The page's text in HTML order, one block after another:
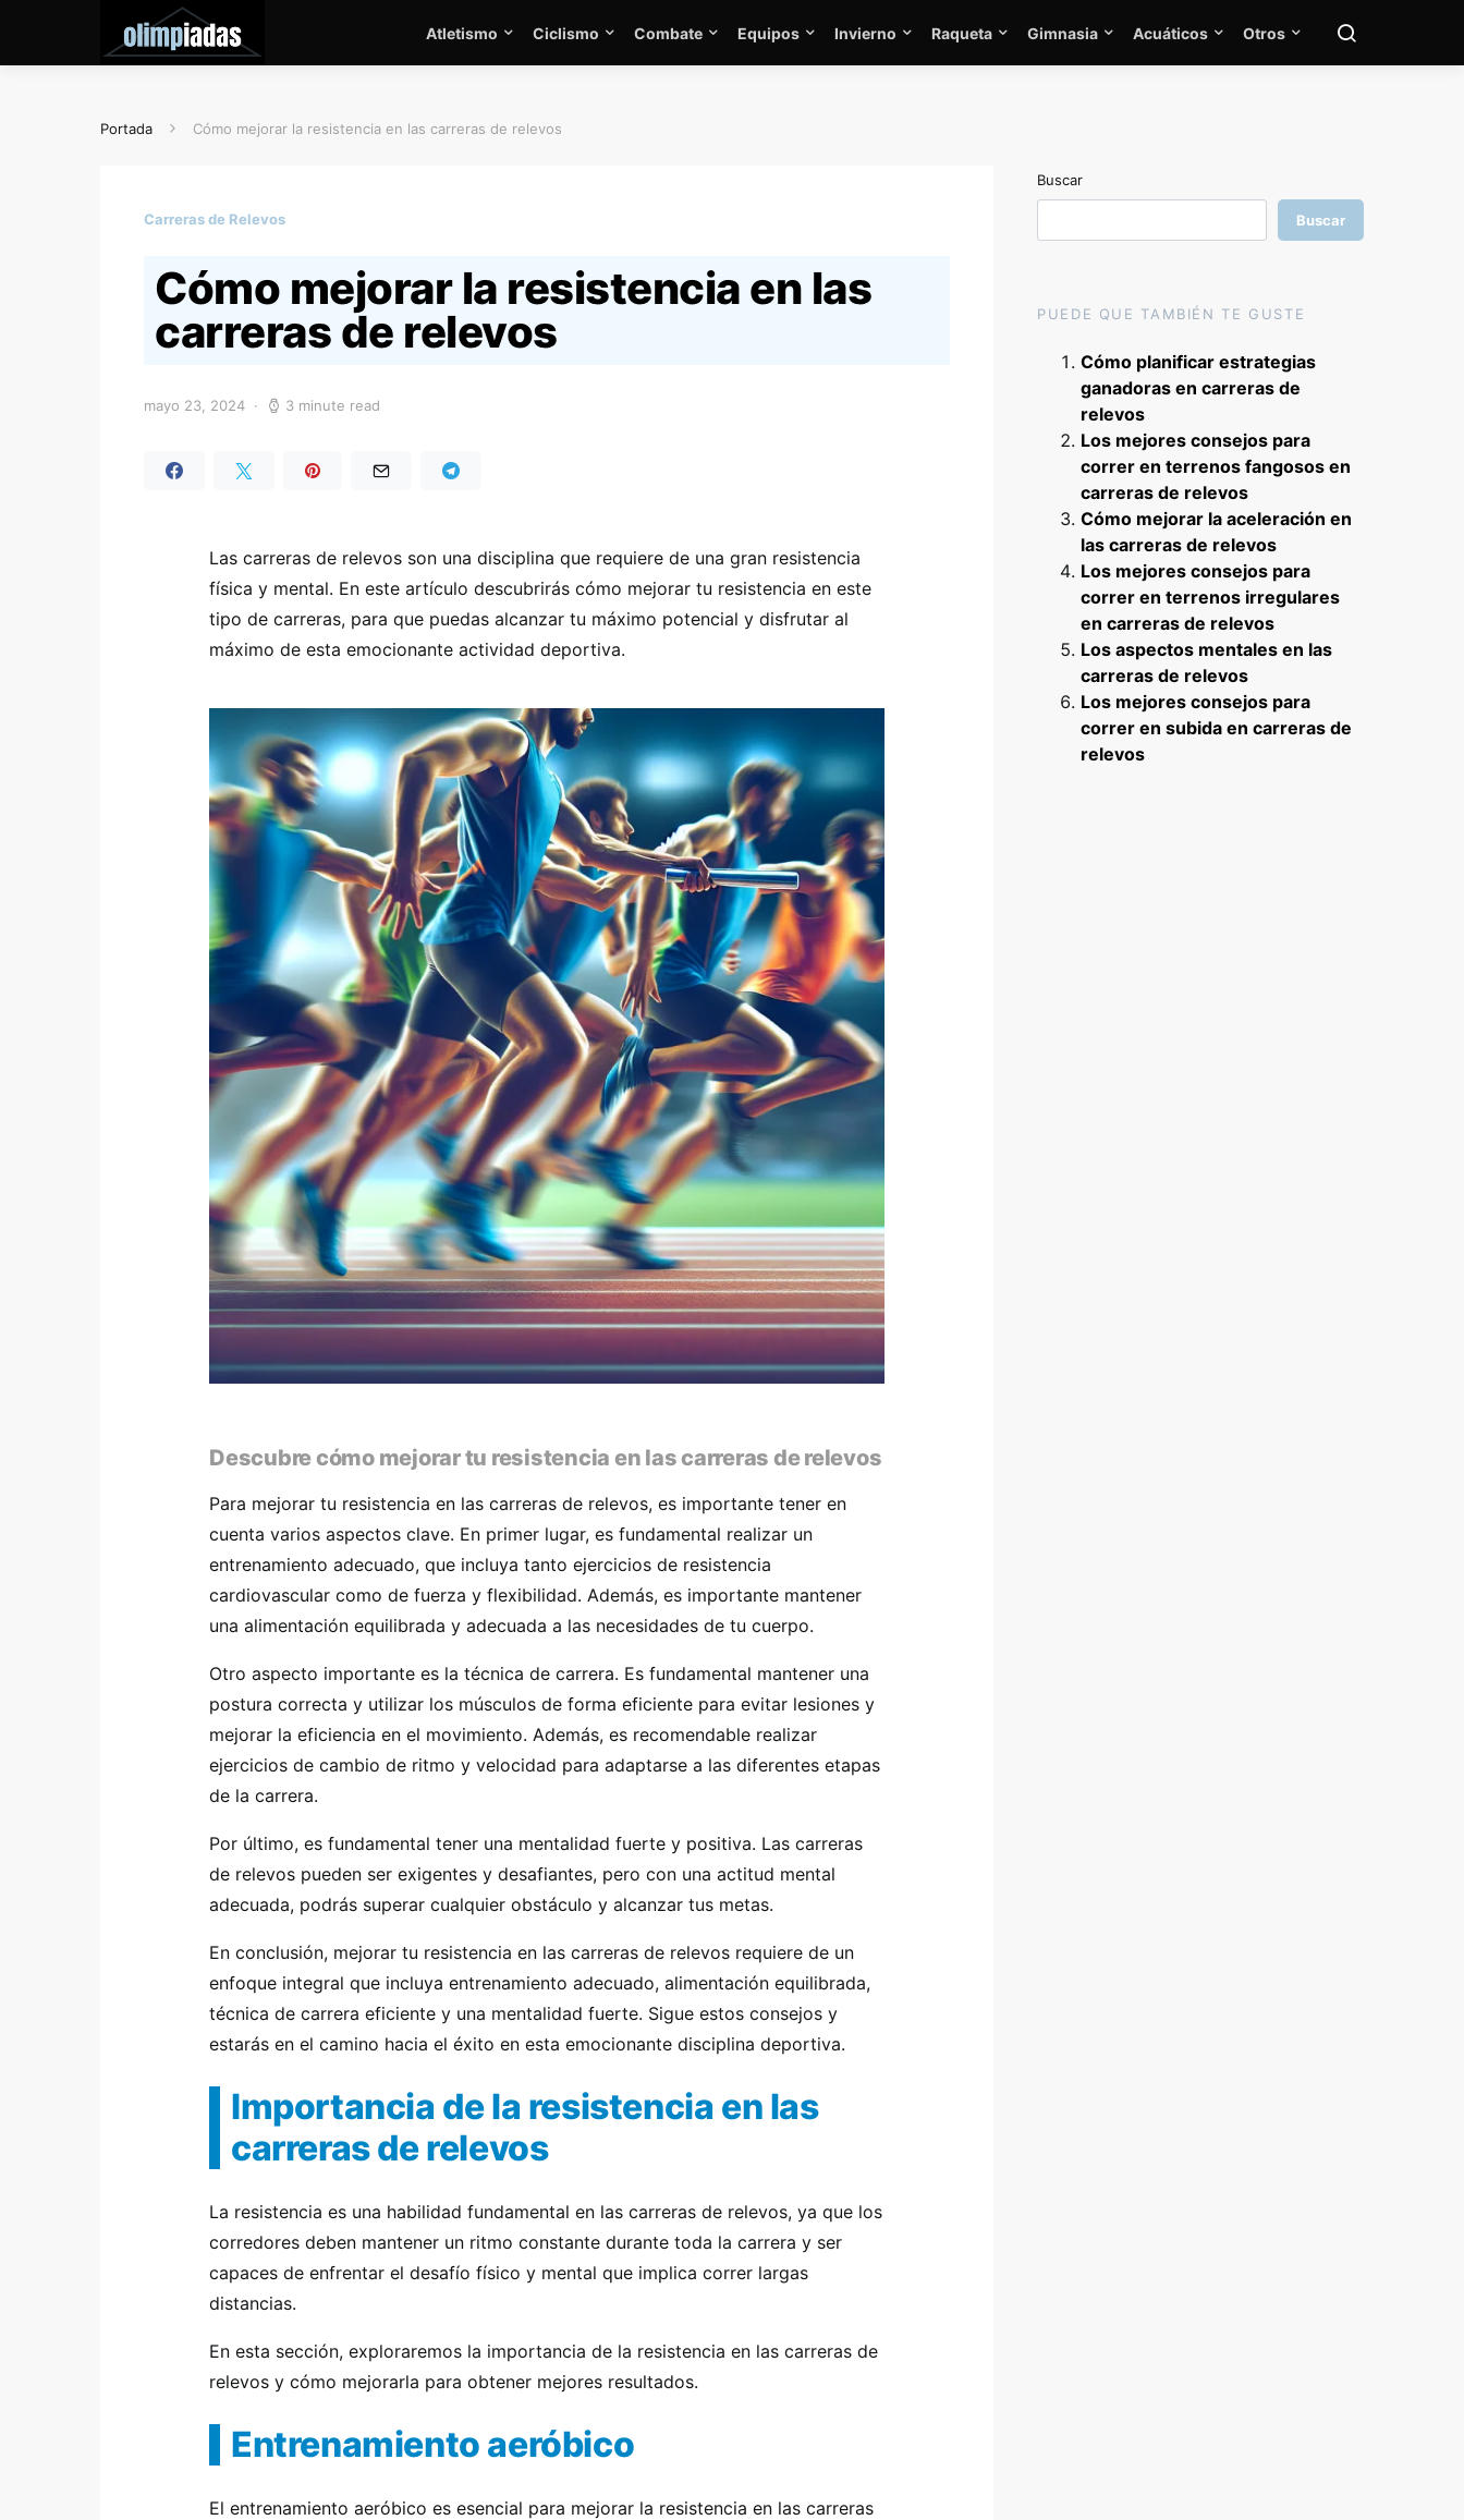
Atletismo Ciclismo Combate Equipos Invierno Raqueta Gimnasia Acuáticos Otros
Portada Cómo mejorar la resistencia en las carreras de relevos
Carreras de Relevos
Cómo mejorar la resistencia en las
carreras de relevos
mayo 23, 2024 3 minute read
Las carreras de relevos son una disciplina que requiere de una gran resistencia
física y mental. En este artículo descubrirás cómo mejorar tu resistencia en este
tipo de carreras, para que puedas alcanzar tu máximo potencial y disfrutar al
máximo de esta emocionante actividad deportiva.
Descubre cómo mejorar tu resistencia en las carreras de relevos
Para mejorar tu resistencia en las carreras de relevos, es importante tener en
cuenta varios aspectos clave. En primer lugar, es fundamental realizar un
entrenamiento adecuado, que incluya tanto ejercicios de resistencia
cardiovascular como de fuerza y flexibilidad. Además, es importante mantener
una alimentación equilibrada y adecuada a las necesidades de tu cuerpo.
Otro aspecto importante es la técnica de carrera. Es fundamental mantener una
postura correcta y utilizar los músculos de forma eficiente para evitar lesiones y
mejorar la eficiencia en el movimiento. Además, es recomendable realizar
ejercicios de cambio de ritmo y velocidad para adaptarse a las diferentes etapas
de la carrera.
Por último, es fundamental tener una mentalidad fuerte y positiva. Las carreras
de relevos pueden ser exigentes y desafiantes, pero con una actitud mental
adecuada, podrás superar cualquier obstáculo y alcanzar tus metas.
En conclusión, mejorar tu resistencia en las carreras de relevos requiere de un
enfoque integral que incluya entrenamiento adecuado, alimentación equilibrada,
técnica de carrera eficiente y una mentalidad fuerte. Sigue estos consejos y
estarás en el camino hacia el éxito en esta emocionante disciplina deportiva.
Importancia de la resistencia en las
carreras de relevos
La resistencia es una habilidad fundamental en las carreras de relevos, ya que los
corredores deben mantener un ritmo constante durante toda la carrera y ser
capaces de enfrentar el desafío físico y mental que implica correr largas
distancias.
En esta sección, exploraremos la importancia de la resistencia en las carreras de
relevos y cómo mejorarla para obtener mejores resultados.
Entrenamiento aeróbico
El entrenamiento aeróbico es esencial para mejorar la resistencia en las carreras
Buscar
Buscar
PUEDE QUE TAMBIÉN TE GUSTE
Cómo planificar estrategias
ganadoras en carreras de
relevos
Los mejores consejos para
correr en terrenos fangosos en
carreras de relevos
Cómo mejorar la aceleración en
las carreras de relevos
Los mejores consejos para
correr en terrenos irregulares
en carreras de relevos
Los aspectos mentales en las
carreras de relevos
Los mejores consejos para
correr en subida en carreras de
relevos